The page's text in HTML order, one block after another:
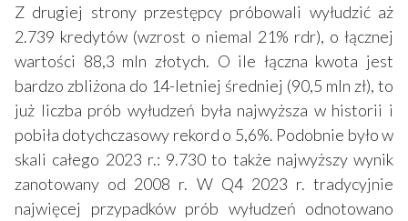
Z drugiej strony przestępcy próbowali wyłudzić aż
2.739 kredytów (wzrost o niemal 21% rdr), o łącznej
wartości 88,3 mln złotych. O ile łączna kwota jest
bardzo zbliżona do 14-letniej średniej (90,5 mln zł), to
już liczba prób wyłudzeń była najwyższa w historii i
pobiła dotychczasowy rekord o 5,6%. Podobnie było w
skali całego 2023 r.: 9.730 to także najwyższy wynik
zanotowany od 2008 r. W Q4 2023 r. tradycyjnie
najwięcej przypadków prób wyłudzeń odnotowano